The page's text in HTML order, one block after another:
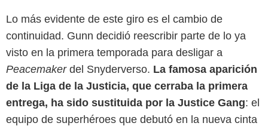
Lo más evidente de este giro es el cambio de
continuidad. Gunn decidió reescribir parte de lo ya
visto en la primera temporada para desligar a
Peacemakerdel Snyderverso. La famosa aparición
de la Liga de la Justicia, que cerraba la primera
entrega, ha sido sustituida por la Justice Gang: el
equipo de superhéroes que debutó en la nueva cinta
HBO Max